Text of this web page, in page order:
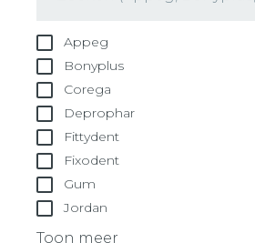
Appeg
Bonyplus
Corega
Deprophar
Fittydent
Fixodent
Gum
Jordan
Toon meer